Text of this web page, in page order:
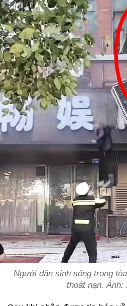
Người dân sinh sống trong
thoát nạn. Ảnh: